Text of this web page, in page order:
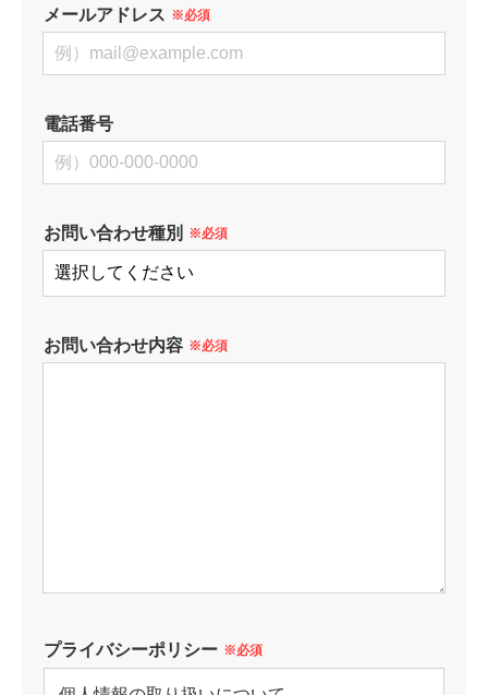
メールアドレス ※必須
電話番号
お問い合わせ種別 ※必須
お問い合わせ内容 ※必須
プライバシーポリシー ※必須